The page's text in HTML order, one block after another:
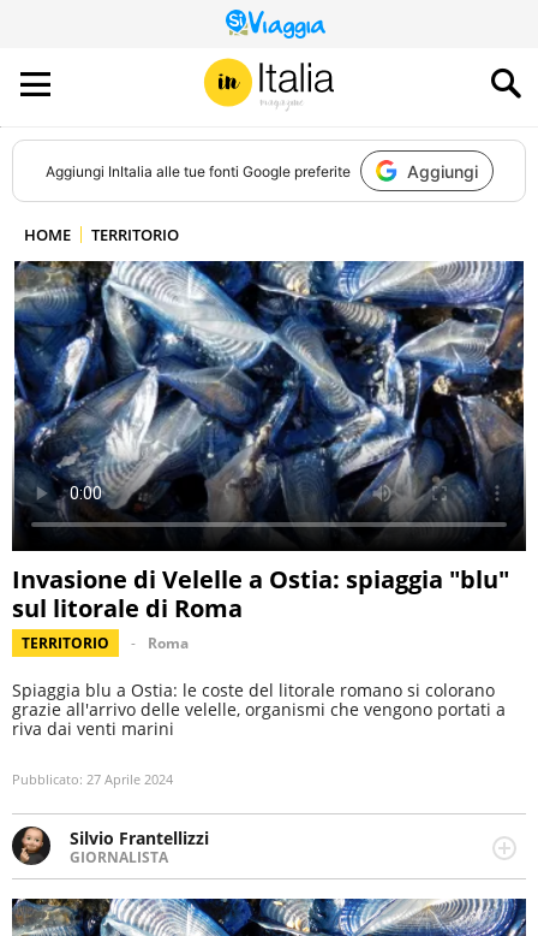
QUESTO
SITO
CONTRIBUISCE
ALL’AUDIENCE
DI
Aggiungi InItalia alle tue fonti Google preferite Aggiungi
HOME TERRITORIO
Invasione di Velelle a Ostia: spiaggia "blu"
sul litorale di Roma
TERRITORIO Roma
Spiaggia blu a Ostia: le coste del litorale romano si colorano
grazie all'arrivo delle velelle, organismi che vengono portati a
riva dai venti marini
Pubblicato: 27 Aprile 2024
Silvio Frantellizzi
GIORNALISTA
Giornalista pubblicista. Da oltre dieci anni si occupa di
informazione sul web, scrivendo di sport, attualità,
cronaca, motori, spettacolo e videogame.